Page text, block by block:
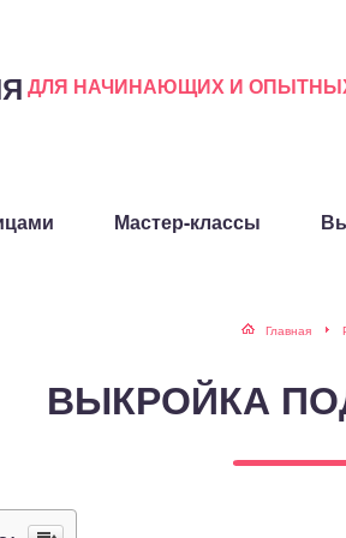
ДЛЯ НАЧИНАЮЩИХ И
Мастер-классы
Главная
ВЫКРОЙКА